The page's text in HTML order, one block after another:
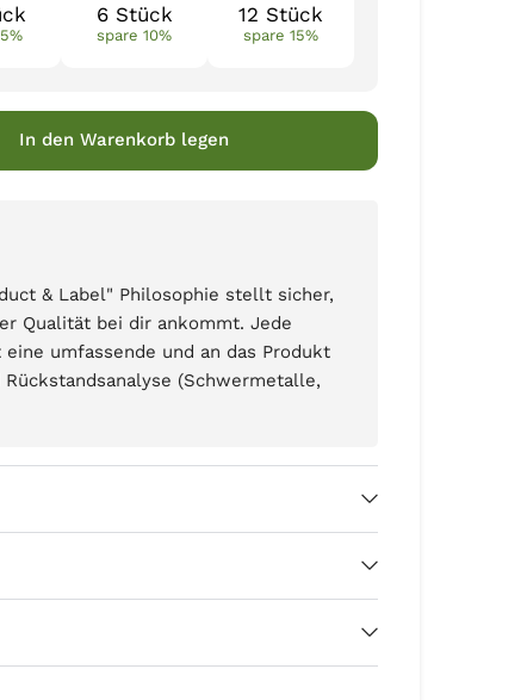
6 Stück
spare 10%
12 Stück
spare 15%
In den Warenkorb legen
& Label" Philosophie stellt sicher,
Qualität bei dir ankommt. Jede
umfassende und an das Produkt
(Schwermetalle,